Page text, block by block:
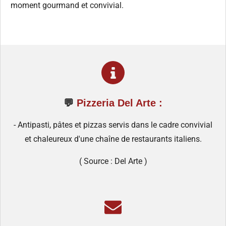
moment gourmand et convivial.
💬 Pizzeria Del Arte :
-Antipasti, pâtes et pizzas servis dans le cadre convivial
et chaleureux d'une chaîne de restaurants italiens.
( Source : Del Arte )